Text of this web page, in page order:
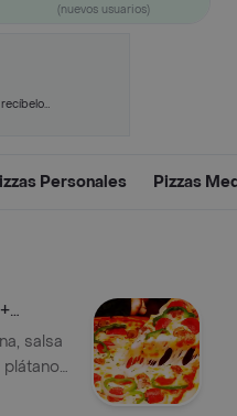
(nuevos usuarios)
Personales Pizzas
salsa